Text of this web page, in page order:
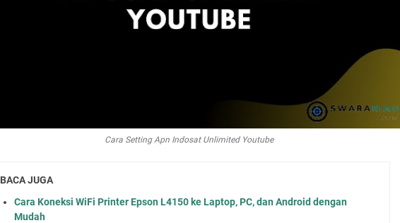
Cara Setting Apn Indosat Unlimited Youtube
BACA JUGA
Cara Koneksi WiFi Printer Epson L4150 ke Laptop, PC, dan Android dengan
Mudah